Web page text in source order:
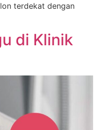
terdekat dengan
di Klinik